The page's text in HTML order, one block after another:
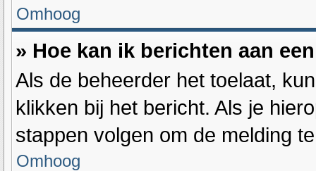
Omhoog
» Hoe kan ik berichten aan
Als de beheerder het toelaat,
klikken bij het bericht. Als je
stappen volgen om de melding
Omhoog